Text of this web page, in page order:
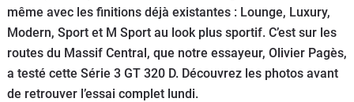
Services
Forum
même avec les finitions déjà existantes : Lounge, Luxury,
Modern, Sport et M Sport au look plus sportif. C’est sur les
routes du Massif Central, que notre essayeur, Olivier Pagès,
a testé cette Série 3 GT 320 D. Découvrez les photos avant
de retrouver l’essai complet lundi.